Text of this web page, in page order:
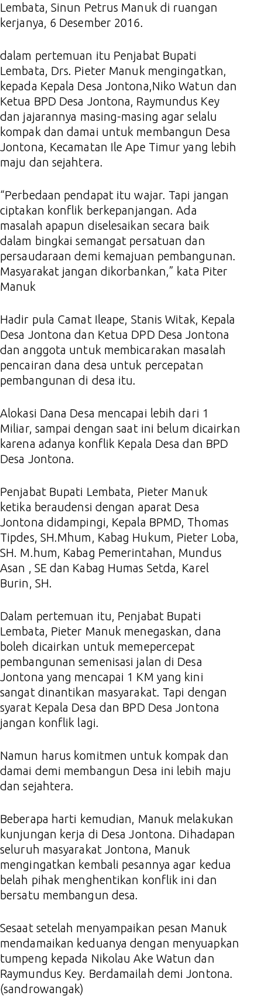
Lembata, Sinun Petrus Manuk di ruangan
kerjanya, 6 Desember 2016.
dalam pertemuan itu Penjabat Bupati
Lembata, Drs. Pieter Manuk mengingatkan,
kepada Kepala Desa Jontona,Niko Watun dan
Ketua BPD Desa Jontona, Raymundus Key
dan jajarannya masing-masing agar selalu
kompak dan damai untuk membangun Desa
Jontona, Kecamatan Ile Ape Timur yang lebih
maju dan sejahtera.
“Perbedaan pendapat itu wajar. Tapi jangan
ciptakan konflik berkepanjangan. Ada
masalah apapun diselesaikan secara baik
dalam bingkai semangat persatuan dan
persaudaraan demi kemajuan pembangunan.
Masyarakat jangan dikorbankan,” kata Piter
Manuk
Hadir pula Camat Ileape, Stanis Witak, Kepala
Desa Jontona dan Ketua DPD Desa Jontona
dan anggota untuk membicarakan masalah
pencairan dana desa untuk percepatan
pembangunan di desa itu.
Alokasi Dana Desa mencapai lebih dari 1
Miliar, sampai dengan saat ini belum dicairkan
karena adanya konflik Kepala Desa dan BPD
Desa Jontona.
Penjabat Bupati Lembata, Pieter Manuk
ketika beraudensi dengan aparat Desa
Jontona didampingi, Kepala BPMD, Thomas
Tipdes, SH.Mhum, Kabag Hukum, Pieter Loba,
SH. M.hum, Kabag Pemerintahan, Mundus
Asan , SE dan Kabag Humas Setda, Karel
Burin, SH.
Dalam pertemuan itu, Penjabat Bupati
Lembata, Pieter Manuk menegaskan, dana
boleh dicairkan untuk memepercepat
pembangunan semenisasi jalan di Desa
Jontona yang mencapai 1 KM yang kini
sangat dinantikan masyarakat. Tapi dengan
syarat Kepala Desa dan BPD Desa Jontona
jangan konflik lagi.
Namun harus komitmen untuk kompak dan
damai demi membangun Desa ini lebih maju
dan sejahtera.
Beberapa harti kemudian, Manuk melakukan
kunjungan kerja di Desa Jontona. Dihadapan
seluruh masyarakat Jontona, Manuk
mengingatkan kembali pesannya agar kedua
belah pihak menghentikan konflik ini dan
bersatu membangun desa.
Sesaat setelah menyampaikan pesan Manuk
mendamaikan keduanya dengan menyuapkan
tumpeng kepada Nikolau Ake Watun dan
Raymundus Key. Berdamailah demi Jontona.
(sandrowangak)